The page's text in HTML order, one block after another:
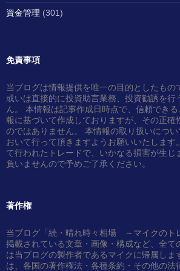
資金管理 (301)
免責事項
当ブログは情報提供を唯一の目的としたもの
或いは直接的に投資助言業務、投資勧誘を行
ん。 本情報は記事作成日時点で、信頼でき
報に基づいて作成しておりますが、その正確
のではありません。 本情報の取り扱いにつ
おいて行って頂きますようお願いいたします
て行われたトレードで、いかなる損害が生じ
負いませんので予めご了承ください。
著作権
当ブログ「続・晴れ時々相場 ～マイクのト
掲載されている文章・画像・構成など、全て
は当ブログの製作者であるマイクに帰属しま
は、各国の著作権法・各種条約・その他の法